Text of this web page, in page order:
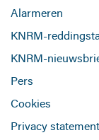
Alarmeren
KNRM-
KNRM-
Pers
Cookies
Privacy statement